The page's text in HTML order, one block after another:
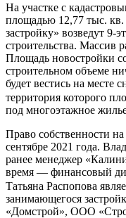
На участке с
площадью 12,77 тыс.
застройку» возведут 9-
строительства. Массив
Площадь новостройки
строительном объеме
будет вестись на месте
территория которого
под многоэтажное
Право собственности
сентябре 2021 года.
ранее менеджер
время — финансовый
Татьяна Распопова
занимающегося
«Домстрой», ООО